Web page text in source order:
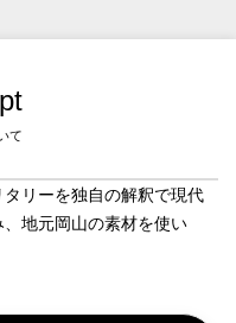
て
リーを独自の解釈で現代
地元岡山の素材を使い